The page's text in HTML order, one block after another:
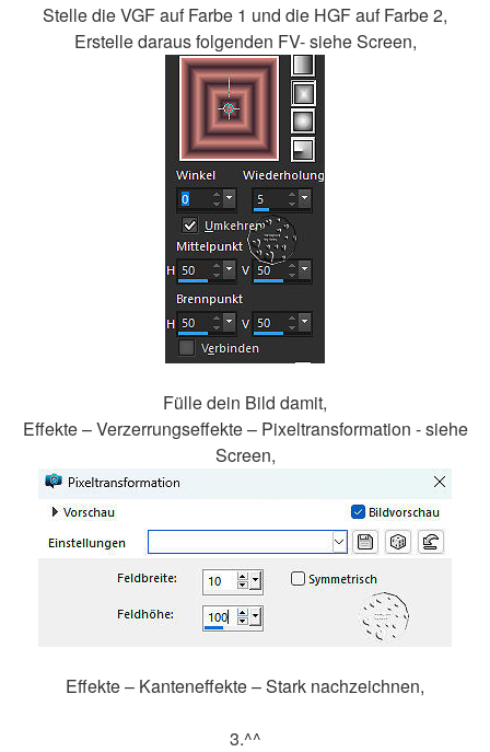
Stelle die VGF auf Farbe 1 und die HGF auf Farbe 2,
Erstelle daraus folgenden FV- siehe Screen,
Fülle dein Bild damit,
Effekte – Verzerrungseffekte – Pixeltransformation - siehe
Screen,
Effekte – Kanteneffekte – Stark nachzeichnen,
3.^^